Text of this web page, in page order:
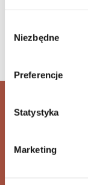
zgody
Niezbędne
Preferencje
Statystyka
Marketing